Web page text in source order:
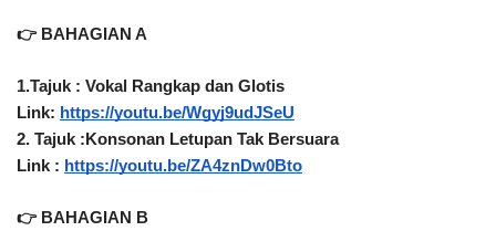
👉 BAHAGIAN A
1.Tajuk : Vokal Rangkap dan Glotis
Link: https://youtu.be/Wgyj9udJSeU
2. Tajuk :Konsonan Letupan Tak Bersuara
Link : https://youtu.be/ZA4znDw0Bto
👉 BAHAGIAN B